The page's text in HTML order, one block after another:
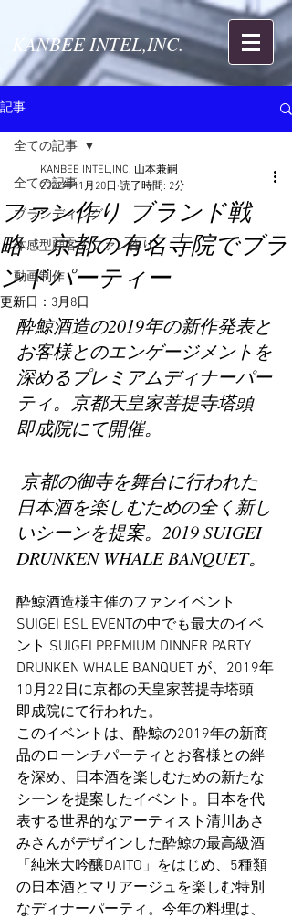
KANBEE INTEL,INC.
記事
全ての記事
ブランディング
体感型顧客のファン作り
動画制作
全ての記事
ファン作り ブランド戦
略 京都の有名寺院でブラ
ンドパーティー
KANBEE INTEL,INC. 山本兼嗣
2022年11月20日 読了時間: 2分
更新日： 3月8日
酔鯨酒造の2019年の新作発表と
お客様とのエンゲージメントを
深めるプレミアムディナーパー
ティ。京都天皇家菩提寺塔頭
即成院にて開催。
日本酒を楽しむための全く新し
いシーンを提案。2019 SUIGEI
DRUNKEN WHALE BANQUET。
酔鯨酒造様主催のファンイベント
SUIGEI ESL EVENTの中でも最大のイベ
ント SUIGEI PREMIUM DINNER PARTY
DRUNKEN WHALE BANQUET が、2019年
10月22日に京都の天皇家菩提寺塔頭
即成院にて行われた。
​このイベントは、酔鯨の2019年の新商
品のローンチパーティとお客様との絆
を深め、日本酒を楽しむための新たな
シーンを提案したイベント。日本を代
表する世界的なアーティスト清川あさ
みさんがデザインした酔鯨の最高級酒
「純米大吟醸DAITO」をはじめ、5種類
の日本酒とマリアージュを楽しむ特別
なディナーパーティ。今年の料理は、